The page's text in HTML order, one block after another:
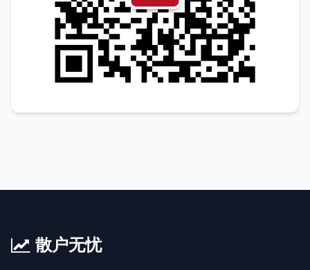
散户无忧